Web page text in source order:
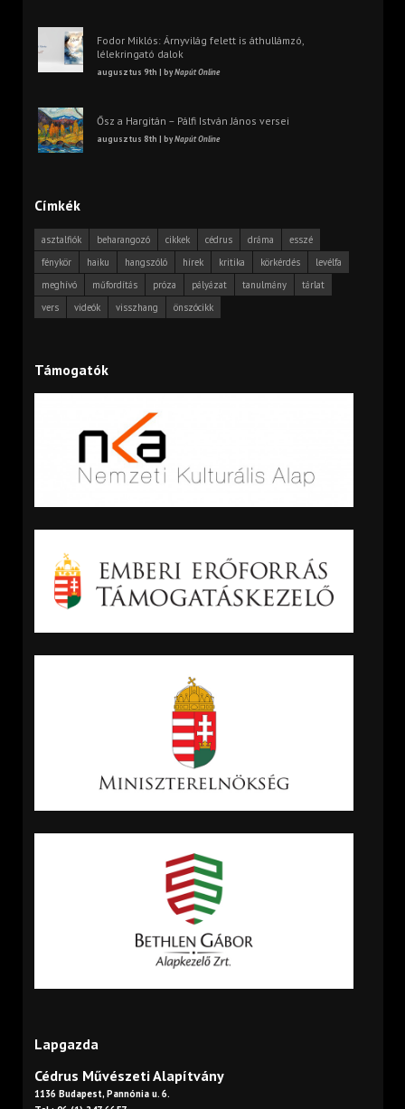
Fodor Miklós: Árnyvilág felett is áthullámzó,
lélekringató dalok
augusztus 9th | byNapút Online
Ősz a Hargitán – Pálfi István János versei
augusztus 8th | byNapút Online
Címkék
asztalfiók beharangozó cikkek cédrus dráma
esszé
fénykör
haiku hangszóló hírek kritika körkérdés
levélfa
meghívó
műfordítás próza pályázat tanulmány
tárlat
vers
videók visszhang önszócikk
Támogatók
Lapgazda
Cédrus Művészeti Alapítvány
1136 Budapest, Pannónia u. 6.